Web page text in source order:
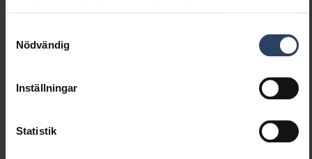
Nödvändig
Inställningar
Statistik
Dimning LineSwitch
Dimning tillverkarspecifik
nätspänningsmodulering
Dimning framkant (phase